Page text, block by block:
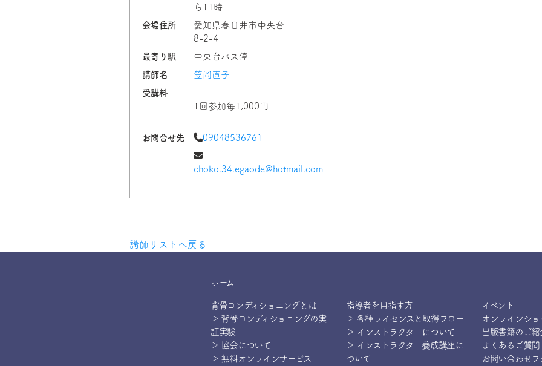
ら11時
会場住所
愛知県春日井市中央台
8-2-4
最寄り駅
中央台バス停
講師名
笠岡直子
受講料
1回参加毎1,000円
お問合せ先 09048536761
choko.34.egaode@hotmail.com
講師リストへ戻る
ホーム
背骨コンディショニングとは
＞ 背骨コンディショニングの実
証実験
＞ 協会について
＞ 無料オンラインサービス
指導者を目指す方
＞ 各種ライセンスと取得フロー
＞ インストラクターについて
＞ インストラクター養成講座に
ついて
イベント
オンラインショ
出版書籍のご紹
よくあるご質問
お問い合わせフ